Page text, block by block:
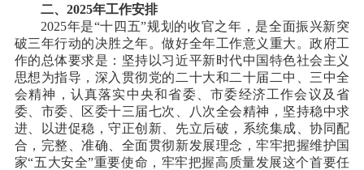
二、2025年工作安排
2025年是“十四五”规划的收官之年，是全面振兴新突
破三年行动的决胜之年。做好全年工作意义重大。政府工
作的总体要求是：坚持以习近平新时代中国特色社会主义
思想为指导，深入贯彻党的二十大和二十届二中、三中全
会精神，认真落实中央和省委、市委经济工作会议及省
委、市委、区委十三届七次、八次全会精神，坚持稳中求
进、以进促稳，守正创新、先立后破，系统集成、协同配
合，完整、准确、全面贯彻新发展理念，牢牢把握维护国
家“五大安全”重要使命，牢牢把握高质量发展这个首要任